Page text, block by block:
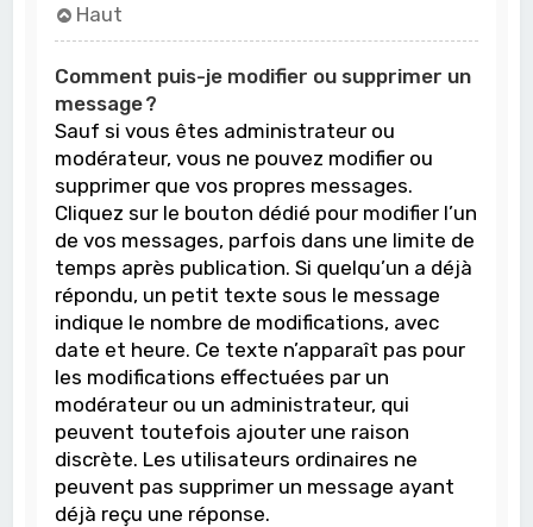
Haut
Comment puis-je modifier ou supprimer un
message ?
Sauf si vous êtes administrateur ou
modérateur, vous ne pouvez modifier ou
supprimer que vos propres messages.
Cliquez sur le bouton dédié pour modifier l’un
de vos messages, parfois dans une limite de
temps après publication. Si quelqu’un a déjà
répondu, un petit texte sous le message
indique le nombre de modifications, avec
date et heure. Ce texte n’apparaît pas pour
les modifications effectuées par un
modérateur ou un administrateur, qui
peuvent toutefois ajouter une raison
discrète. Les utilisateurs ordinaires ne
peuvent pas supprimer un message ayant
déjà reçu une réponse.